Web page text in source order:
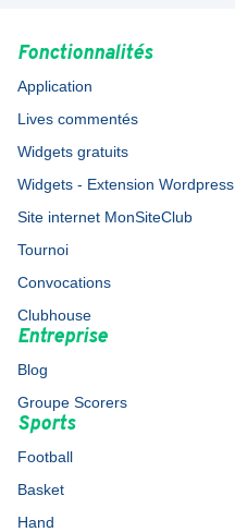
Fonctionnalités
Application
Lives commentés
Widgets gratuits
Widgets - Extension Wordpress
Site internet MonSiteClub
Tournoi
Convocations
Clubhouse
Entreprise
Blog
Groupe Scorers
Sports
Football
Basket
Hand